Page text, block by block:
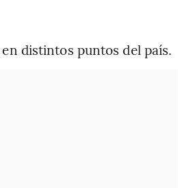
distintos puntos del país.